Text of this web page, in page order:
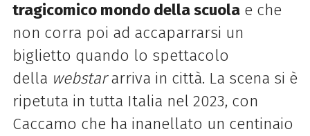
tragicomico mondo della scuolae che
non corra poi ad accaparrarsi un
biglietto quando lo spettacolo
della webstararriva in città. La scena si è
ripetuta in tutta Italia nel 2023, con
Caccamo che ha inanellato un centinaio